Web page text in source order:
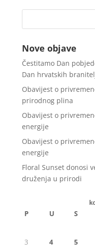
Nove objave
Čestitamo Dan
Dan hrvatskih
Obavijest o
prirodnog plina
Obavijest o
energije
Obavijest o
energije
Floral Sunset donosi
druženja u prirodi
P U S
3
4 5